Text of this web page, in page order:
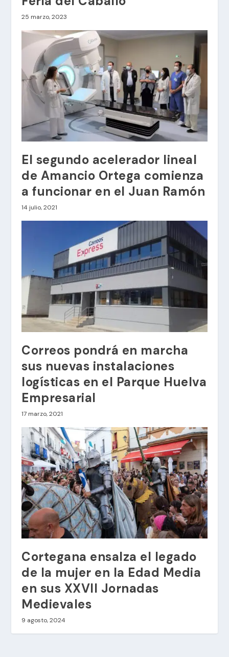
25 marzo, 2023
El segundo acelerador lineal
de Amancio Ortega comienza
a funcionar en el Juan Ramón
14 julio, 2021
Correos pondrá en marcha
sus nuevas instalaciones
logísticas en el Parque Huelva
Empresarial
17 marzo, 2021
Cortegana ensalza el legado
de la mujer en la Edad Media
en sus XXVII Jornadas
Medievales
9 agosto, 2024